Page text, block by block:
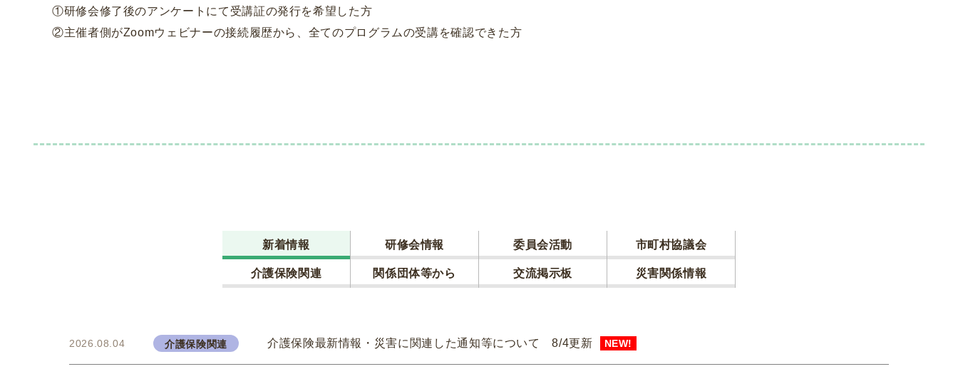
①研修会修了後のアンケートにて受講証の発行を希望した方
②主催者側がZoomウェビナーの接続履歴から、全てのプログラムの受講を確認できた方
新着情報 研修会情報 委員会活動 市町村協議会
介護保険関連 関係団体等から 交流掲示板 災害関係情報
2026.08.04 介護保険関連 介護保険最新情報・災害に関連した通知等について 8/4更新 NEW!